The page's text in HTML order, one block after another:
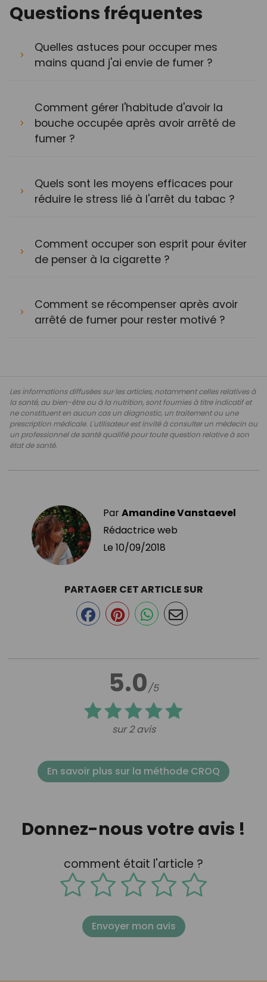
Questions fréquentes
Quelles astuces pour occuper mes
mains quand j'ai envie de fumer ?
Comment gérer l'habitude d'avoir la
bouche occupée après avoir arrêté de
fumer ?
Quels sont les moyens efficaces pour
réduire le stress lié à l'arrêt du tabac ?
Comment occuper son esprit pour éviter
de penser à la cigarette ?
Comment se récompenser après avoir
arrêté de fumer pour rester motivé ?
Les informations diffusées sur les articles, notamment celles relatives à
la santé, au bien-être ou à la nutrition, sont fournies à titre indicatif et
ne constituent en aucun cas un diagnostic, un traitement ou une
prescription médicale. L'utilisateur est invité à consulter un médecin ou
un professionnel de santé qualifié pour toute question relative à son
état de santé.
ParAmandine Vanstaevel
Rédactrice web
Le 10/09/2018
5.0/5
sur 2 avis
PARTAGER CET ARTICLE SUR
En savoir plus sur la méthode CROQ
Donnez-nous votre avis !
comment était l'article ?
Envoyer mon avis